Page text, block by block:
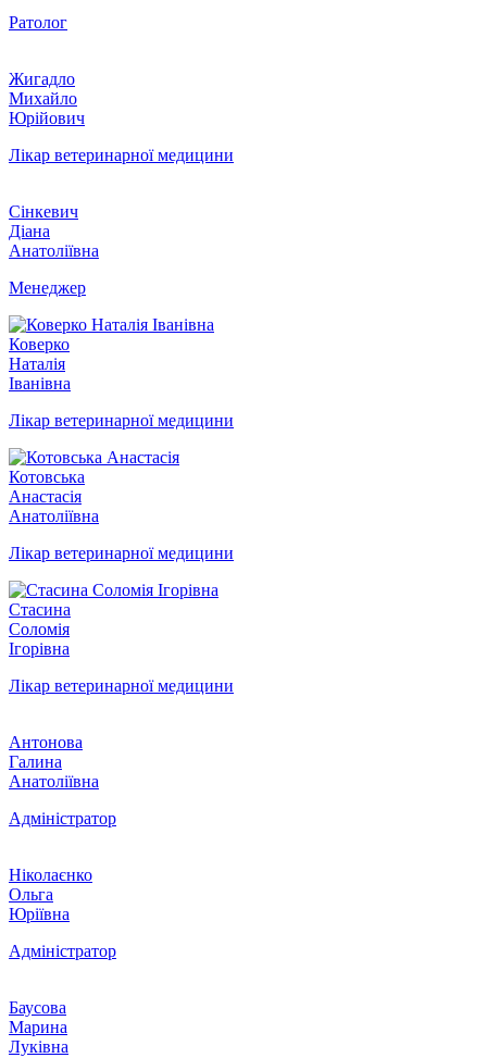
Ратолог
Жигадло
Михайло
Юрійович
Лікар ветеринарної медицини
Сінкевич
Діана
Анатоліївна
Менеджер
Коверко
Наталія
Іванівна
Лікар ветеринарної медицини
Котовська
Анастасія
Анатоліївна
Лікар ветеринарної медицини
Стасина
Соломія
Ігорівна
Лікар ветеринарної медицини
Антонова
Галина
Анатоліївна
Адміністратор
Ніколаєнко
Ольга
Юріївна
Адміністратор
Баусова
Марина
Луківна